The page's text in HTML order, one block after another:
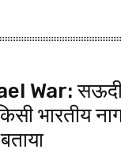
War:
भारतीय